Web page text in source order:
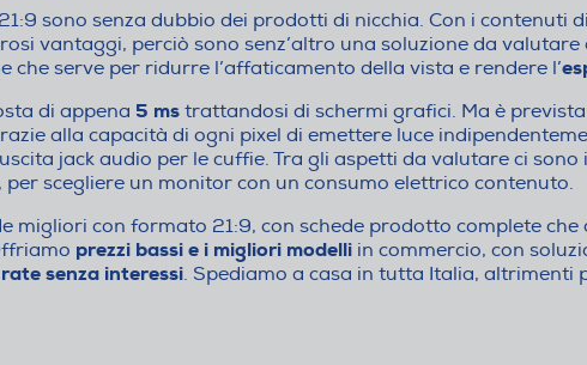
sono senza dubbio dei prodotti di nicchia. Con i contenuti
vantaggi, perciò sono senz’altro una soluzione da
che serve per ridurre l’affaticamento della vista e rendere l’
di appena 5 ms trattandosi di schermi grafici. Ma è
alla capacità di ogni pixel di emettere luce
jack audio per le cuffie. Tra gli aspetti da valutare ci
per scegliere un monitor con un consumo elettrico contenuto.
migliori con formato 21:9, con schede prodotto complete
prezzi bassi e i migliori modelli in commercio, con
senza interessi. Spediamo a casa in tutta Italia, altrimenti